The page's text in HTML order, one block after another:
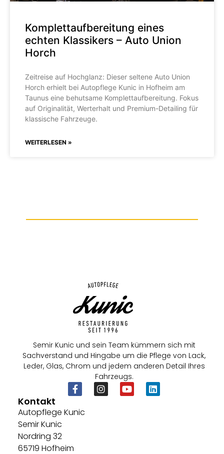
Komplettaufbereitung eines
echten Klassikers – Auto Union
Horch
Zeitreise auf Hochglanz: Dieser seltene Auto Union
Horch erhielt bei Autopflege Kunic in Hofheim am
Taunus eine behutsame Komplettaufbereitung. Fokus
auf Originalität, Werterhalt und Premium-Detailing für
klassische Fahrzeuge.
WEITERLESEN »
Semir Kunic und sein Team kümmern sich mit
Sachverstand und Hingabe um die Pflege von Lack,
Leder, Glas, Chrom und jedem anderen Detail Ihres
Fahrzeugs.
Kontakt
Autopflege Kunic
Semir Kunic
Nordring 32
65719 Hofheim